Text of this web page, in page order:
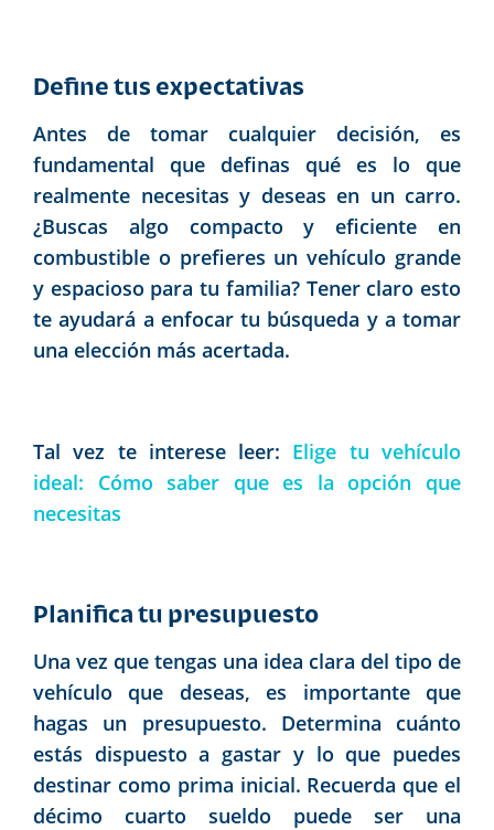
Define tus expectativas
Antes de tomar cualquier decisión, es
fundamental que definas qué es lo que
realmente necesitas y deseas en un carro.
¿Buscas algo compacto y eficiente en
combustible o prefieres un vehículo grande
y espacioso para tu familia? Tener claro esto
te ayudará a enfocar tu búsqueda y a tomar
una elección más acertada.
Tal vez te interese leer: Elige tu vehículo
ideal: Cómo saber que es la opción que
necesitas
Planifica tu presupuesto
Una vez que tengas una idea clara del tipo de
vehículo que deseas, es importante que
hagas un presupuesto. Determina cuánto
estás dispuesto a gastar y lo que puedes
destinar como prima inicial. Recuerda que el
décimo cuarto sueldo puede ser una